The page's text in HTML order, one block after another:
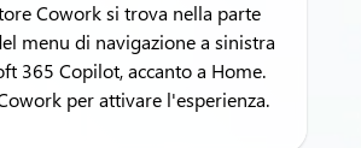
Cowork si trova nella parte
menu di navigazione a sinistra
365 Copilot, accanto a Home.
per attivare l'esperienza.